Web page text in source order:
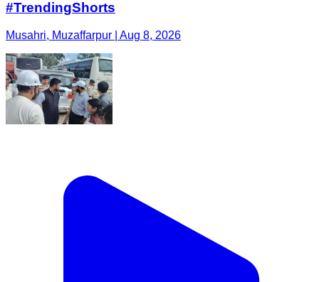
#TrendingShorts
Musahri, Muzaffarpur | Aug 8, 2026